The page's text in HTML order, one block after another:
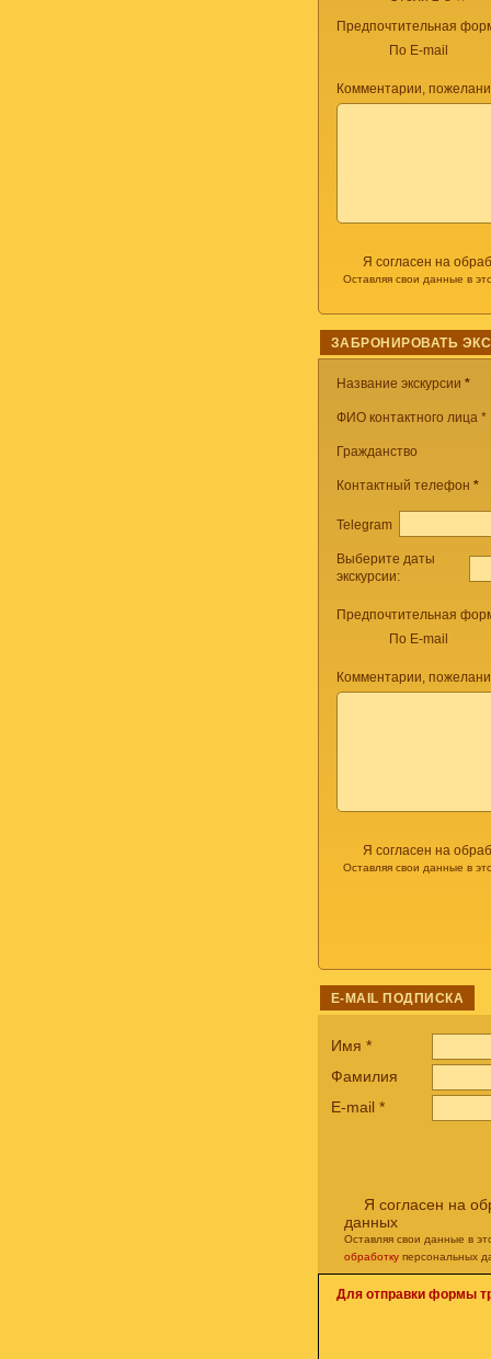
Предпочтительная
По E-mail
Комментарии,
Я согласен на
Оставляя свои данные в
ЗАБРОНИРОВАТЬ
Название экскурсии *
ФИО контактного лица *
Гражданство
Контактный телефон *
Telegram
Выберите даты
экскурсии:
Предпочтительная
По E-mail
Комментарии,
Я согласен на
Оставляя свои данные в
E-MAIL ПОДПИСКА
Имя *
Фамилия
E-mail *
Я согласен на
данных
Оставляя свои данные в
обработку персональных
Для отправки формы